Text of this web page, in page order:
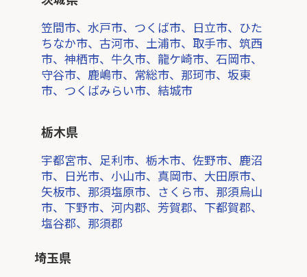
笠間市、水戸市、つくば市、日立市、ひた
ちなか市、古河市、土浦市、取手市、筑西
市、神栖市、牛久市、龍ケ崎市、石岡市、
守谷市、鹿嶋市、常総市、那珂市、坂東
市、つくばみらい市、結城市
栃木県
宇都宮市、足利市、栃木市、佐野市、鹿沼
市、日光市、小山市、真岡市、大田原市、
矢板市、那須塩原市、さくら市、那須烏山
市、下野市、河内郡、芳賀郡、下都賀郡、
塩谷郡、那須郡
埼玉県